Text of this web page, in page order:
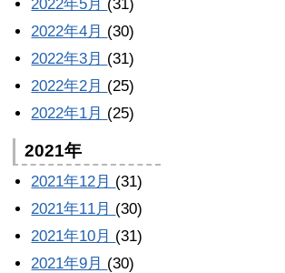
2022年5月 (31)
2022年4月 (30)
2022年3月 (31)
2022年2月 (25)
2022年1月 (25)
2021年
2021年12月 (31)
2021年11月 (30)
2021年10月 (31)
2021年9月 (30)